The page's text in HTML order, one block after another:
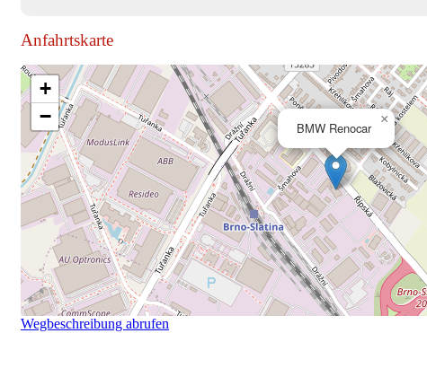
Anfahrtskarte
BMW Renocar
×
+
−
Wegbeschreibung abrufen